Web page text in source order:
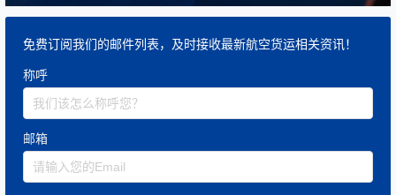
免费订阅我们的邮件列表，及时接收最新航空货运相关资讯！
称呼
邮箱